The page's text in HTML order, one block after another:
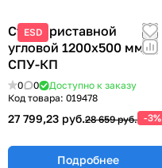
ESD
Стол приставной
угловой 1200х500 мм
СПУ-КП
0 0
Доступно к заказу
Код товара: 019478
27 799,23 руб.28 659 руб. -3%
Подробнее